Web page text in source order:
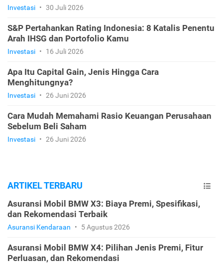
Investasi • 30 Juli 2026
S&P Pertahankan Rating Indonesia: 8 Katalis Penentu
Arah IHSG dan Portofolio Kamu
Investasi • 16 Juli 2026
Apa Itu Capital Gain, Jenis Hingga Cara
Menghitungnya?
Investasi • 26 Juni 2026
Cara Mudah Memahami Rasio Keuangan Perusahaan
Sebelum Beli Saham
Investasi • 26 Juni 2026
ARTIKEL TERBARU
Asuransi Mobil BMW X3: Biaya Premi, Spesifikasi,
dan Rekomendasi Terbaik
Asuransi Kendaraan • 5 Agustus 2026
Asuransi Mobil BMW X4: Pilihan Jenis Premi, Fitur
Perluasan, dan Rekomendasi